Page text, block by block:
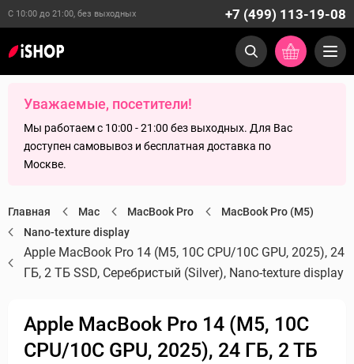
С 10:00 до 21:00, без выходных +7 (499) 113-19-08
Уважаемые, посетители!
Мы работаем с 10:00 - 21:00 без выходных. Для Вас
доступен самовывоз и бесплатная доставка по
Москве.
Главная Mac MacBook Pro
MacBook Pro (M5)
Nano-texture display
Apple MacBook Pro 14 (M5, 10C CPU/10C GPU, 2025), 24
ГБ, 2 ТБ SSD, Серебристый (Silver), Nano-texture display
Apple MacBook Pro 14 (M5, 10C
CPU/10C GPU, 2025), 24 ГБ, 2 ТБ